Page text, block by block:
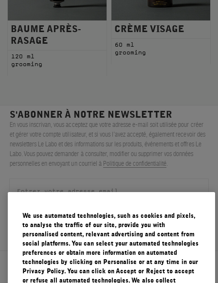
BAUME APRÈS-
RASAGE
120 ml
grooming
CRÈME VISAGE
60 ml
grooming
À propos de Le Labo
S'ABONNER À NOTRE NEWSLETTER
En vous inscrivan, vous acceptez que votre adresse e-mail soit utilisée pour créer
et gérer votre compte utilisateur, et si vous l’avez accepté, également recevoir des
newsletters Le Labo et des informations sur les produits, événements et offres Le
Labo. Vous pouvez demander à consulter, modifier ou supprimer vos données
personnelles en envoyant un courriel à Politique de confidentialité
S'ENREGISTRER
We use automated technologies, such as cookies and pixels,
to analyse the traffic of our site, provide you with
personalised content, relevant advertising and content from
social platforms. You can select your automated technologies
preferences or obtain more information on automated
technologies by clicking on Personalise or at any time in our
Privacy Policy. You can click on Accept or Reject to accept
or refuse all automated technologies. We also collect